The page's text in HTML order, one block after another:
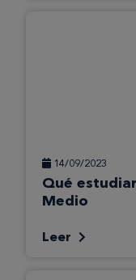
14/09/2023
Qué
Medio
Leer